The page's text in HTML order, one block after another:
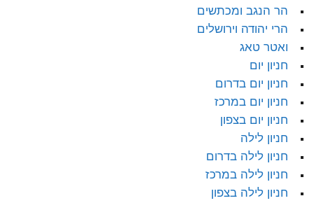
הר הנגב ומכתשים
הרי יהודה וירושלים
ואטר טאג
חניון יום
חניון יום בדרום
חניון יום במרכז
חניון יום בצפון
חניון לילה
חניון לילה בדרום
חניון לילה במרכז
חניון לילה בצפון